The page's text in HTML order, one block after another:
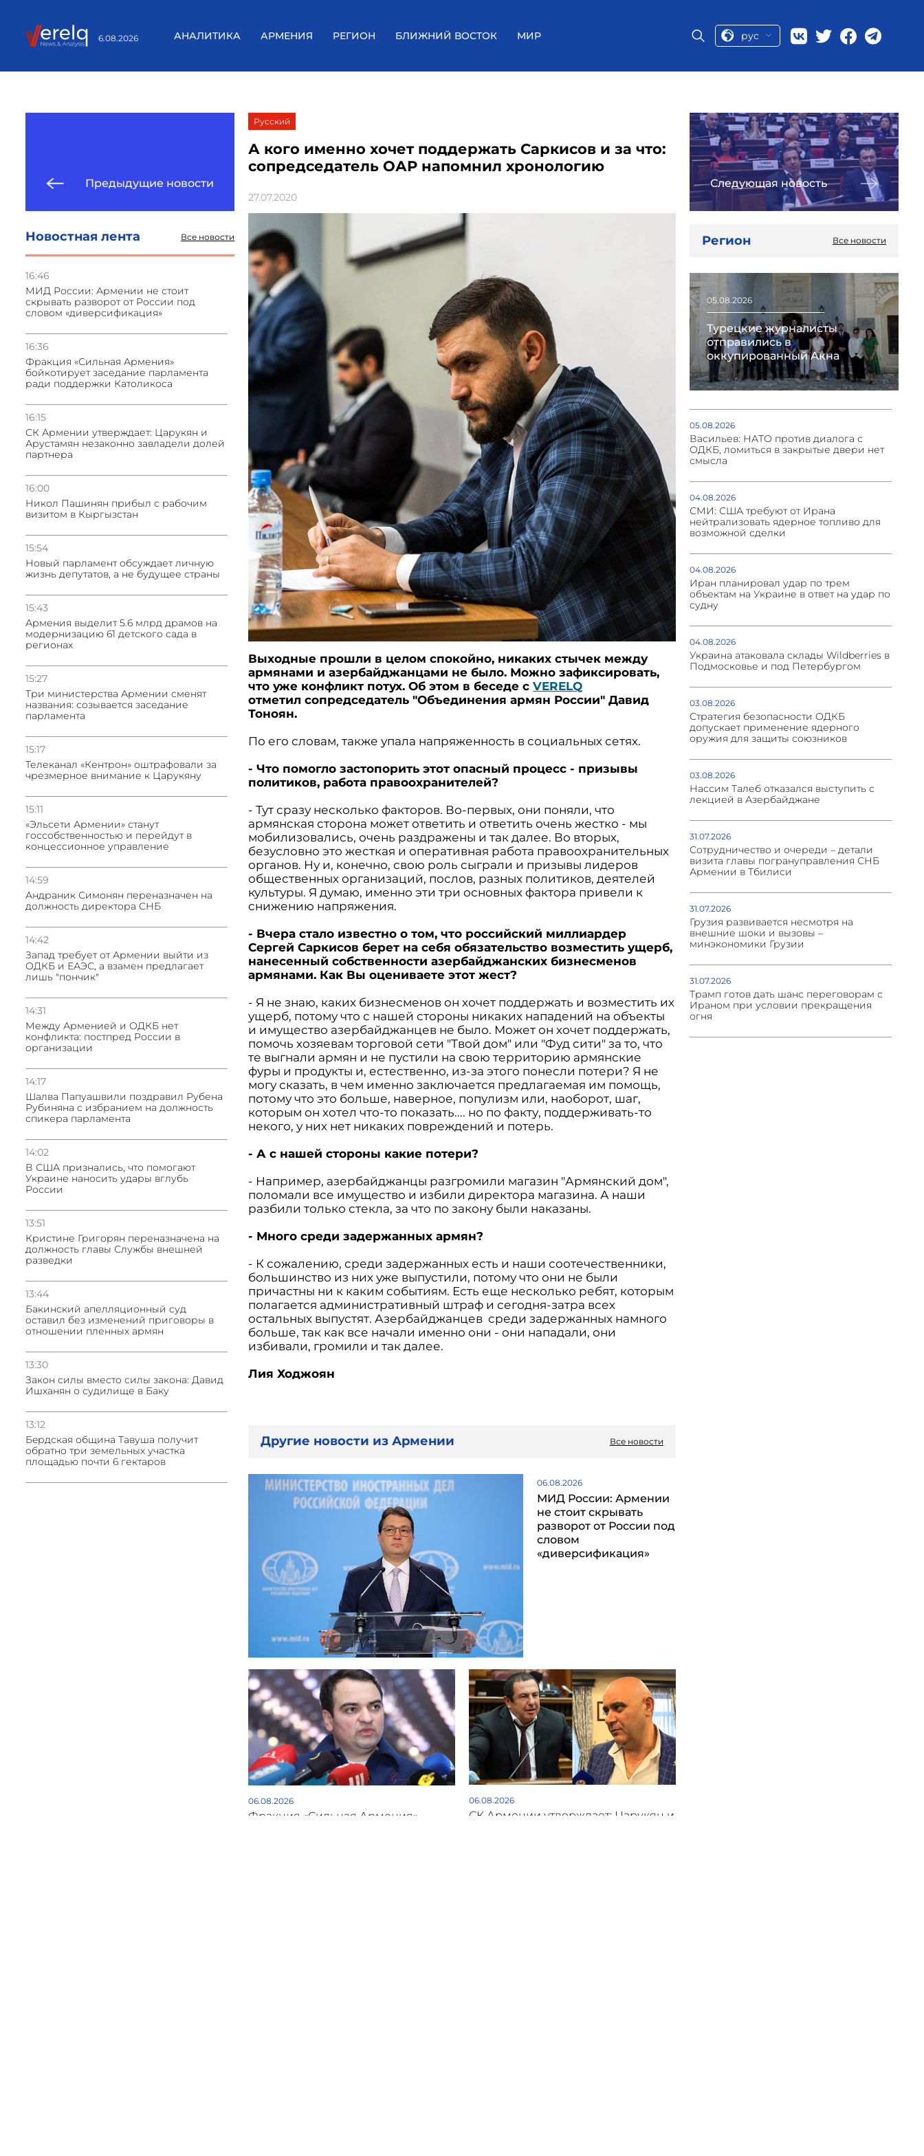
6.08.2026 АНАЛИТИКА АРМЕНИЯ РЕГИОН БЛИЖНИЙ ВОСТОК МИР рус
Предыдущие новости
Новостная лента Все новости
16:46
МИД России: Армении не стоит
скрывать разворот от России под
словом «диверсификация»
16:36
Фракция «Сильная Армения»
бойкотирует заседание парламента
ради поддержки Католикоса
16:15
СК Армении утверждает: Царукян и
Арустамян незаконно завладели долей
партнера
16:00
Никол Пашинян прибыл с рабочим
визитом в Кыргызстан
15:54
Новый парламент обсуждает личную
жизнь депутатов, а не будущее страны
15:43
Армения выделит 5.6 млрд драмов на
модернизацию 61 детского сада в
регионах
15:27
Три министерства Армении сменят
названия: созывается заседание
парламента
15:17
Телеканал «Кентрон» оштрафовали за
чрезмерное внимание к Царукяну
15:11
«Эльсети Армении» станут
госсобственностью и перейдут в
концессионное управление
14:59
Андраник Симонян переназначен на
должность директора СНБ
14:42
Запад требует от Армении выйти из
ОДКБ и ЕАЭС, а взамен предлагает
лишь "пончик"
14:31
Между Арменией и ОДКБ нет
конфликта: постпред России в
организации
14:17
Шалва Папуашвили поздравил Рубена
Рубиняна с избранием на должность
спикера парламента
14:02
В США признались, что помогают
Украине наносить удары вглубь
России
13:51
Кристине Григорян переназначена на
должность главы Службы внешней
разведки
13:44
Бакинский апелляционный суд
оставил без изменений приговоры в
отношении пленных армян
13:30
Закон силы вместо силы закона: Давид
Ишханян о судилище в Баку
13:12
Бeрдская община Тавуша получит
обратно три земельных участка
площадью почти 6 гектаров
Русский
А кого именно хочет поддержать Саркисов и за что:
сопредседатель ОАР напомнил хронологию
27.07.2020
Выходные прошли в целом спокойно, никаких стычек между
армянами и азербайджанцами не было. Можно зафиксировать,
что уже конфликт потух. Об этом в беседе сVERELQ
отметил сопредседатель "Объединения армян России" Давид
Тоноян.
По его словам, также упала напряженность в социальных сетях.
- Что помогло застопорить этот опасный процесс - призывы
политиков, работа правоохранителей?
- Тут сразу несколько факторов. Во-первых, они поняли, что
армянская сторона может ответить и ответить очень жестко - мы
мобилизовались, очень раздражены и так далее. Во вторых,
безусловно это жесткая и оперативная работа правоохранительных
органов. Ну и, конечно, свою роль сыграли и призывы лидеров
общественных организаций, послов, разных политиков, деятелей
культуры. Я думаю, именно эти три основных фактора привели к
снижению напряжения.
- Вчера стало известно о том, что российский миллиардер
Сергей Саркисов берет на себя обязательство возместить ущерб,
нанесенный собственности азербайджанских бизнесменов
армянами. Как Вы оцениваете этот жест?
- Я не знаю, каких бизнесменов он хочет поддержать и возместить их
ущерб, потому что с нашей стороны никаких нападений на объекты
и имущество азербайджанцев не было. Может он хочет поддержать,
помочь хозяевам торговой сети "Твой дом" или "Фуд сити" за то, что
те выгнали армян и не пустили на свою территорию армянские
фуры и продукты и, естественно, из-за этого понесли потери? Я не
могу сказать, в чем именно заключается предлагаемая им помощь,
потому что это больше, наверное, популизм или, наоборот, шаг,
которым он хотел что-то показать.... но по факту, поддерживать-то
некого, у них нет никаких повреждений и потерь.
- А с нашей стороны какие потери?
- Например, азербайджанцы разгромили магазин "Армянский дом",
поломали все имущество и избили директора магазина. А наши
разбили только стекла, за что по закону были наказаны.
- Много среди задержанных армян?
- К сожалению, среди задержанных есть и наши соотечественники,
большинство из них уже выпустили, потому что они не были
причастны ни к каким событиям. Есть еще несколько ребят, которым
полагается административный штраф и сегодня-затра всех
остальных выпустят. Азербайджанцев среди задержанных намного
больше, так как все начали именно они - они нападали, они
избивали, громили и так далее.
Лия Ходжоян
Другие новости из Армении Все новости
06.08.2026
МИД России: Армении
не стоит скрывать
разворот от России под
словом
«диверсификация»
06.08.2026
Фракция «Сильная Армения»
06.08.2026
СК Армении утверждает: Царукян и
Следующая новость
Регион Все новости
05.08.2026
Турецкие журналисты
отправились в
оккупированный Акна
05.08.2026
Васильев: НАТО против диалога с
ОДКБ, ломиться в закрытые двери нет
смысла
04.08.2026
СМИ: США требуют от Ирана
нейтрализовать ядерное топливо для
возможной сделки
04.08.2026
Иран планировал удар по трем
объектам на Украине в ответ на удар по
судну
04.08.2026
Украина атаковала склады Wildberries в
Подмосковье и под Петербургом
03.08.2026
Стратегия безопасности ОДКБ
допускает применение ядерного
оружия для защиты союзников
03.08.2026
Нассим Талеб отказался выступить с
лекцией в Азербайджане
31.07.2026
Сотрудничество и очереди – детали
визита главы погрануправления СНБ
Армении в Тбилиси
31.07.2026
Грузия развивается несмотря на
внешние шоки и вызовы –
минэкономики Грузии
31.07.2026
Трамп готов дать шанс переговорам с
Ираном при условии прекращения
огня